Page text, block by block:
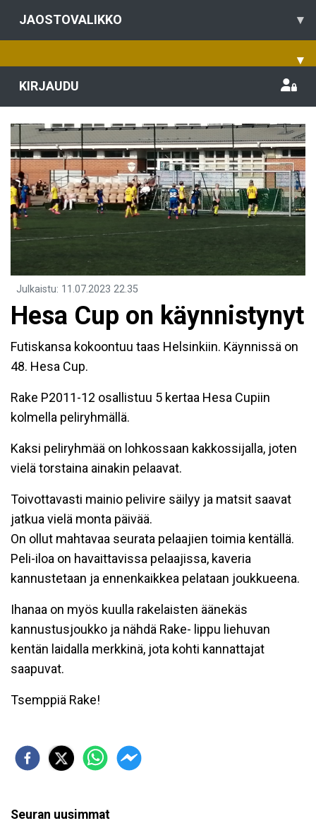
JAOSTOVALIKKO ▾
▾
KIRJAUDU
Julkaistu: 11.07.2023 22.35
Hesa Cup on käynnistynyt
Futiskansa kokoontuu taas Helsinkiin. Käynnissä on
48. Hesa Cup.
Rake P2011-12 osallistuu 5 kertaa Hesa Cupiin
kolmella peliryhmällä.
Kaksi peliryhmää on lohkossaan kakkossijalla, joten
vielä torstaina ainakin pelaavat.
Toivottavasti mainio pelivire säilyy ja matsit saavat
jatkua vielä monta päivää.
On ollut mahtavaa seurata pelaajien toimia kentällä.
Peli-iloa on havaittavissa pelaajissa, kaveria
kannustetaan ja ennenkaikkea pelataan joukkueena.
Ihanaa on myös kuulla rakelaisten äänekäs
kannustusjoukko ja nähdä Rake- lippu liehuvan
kentän laidalla merkkinä, jota kohti kannattajat
saapuvat.
Tsemppiä Rake!
Seuran uusimmat